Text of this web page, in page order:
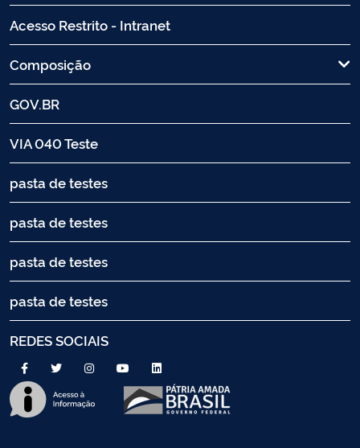
Acesso Restrito - Intranet
Composição
GOV.BR
VIA 040 Teste
pasta de testes
pasta de testes
pasta de testes
pasta de testes
REDES SOCIAIS